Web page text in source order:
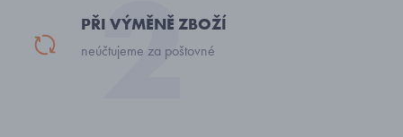
PŘI VÝMĚNĚ ZBOŽÍ
neúčtujeme za poštovné